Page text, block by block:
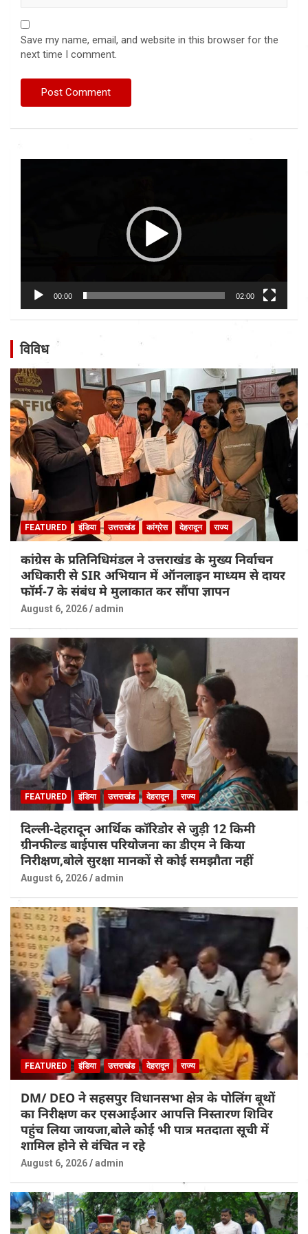
Save my name, email, and website in this browser for the
next time I comment.
00:00 02:00
विविध
FEATURED इंडिया उत्तराखंड कांग्रेस देहरादून राज्य
कांग्रेस के प्रतिनिधिमंडल ने उत्तराखंड के मुख्य निर्वाचन
अधिकारी से SIR अभियान में ऑनलाइन माध्यम से दायर
फॉर्म-7 के संबंध मे मुलाकात कर सौंपा ज्ञापन
August 6, 2026 admin
FEATURED इंडिया उत्तराखंड देहरादून राज्य
दिल्ली-देहरादून आर्थिक कॉरिडोर से जुड़ी 12 किमी
ग्रीनफील्ड बाईपास परियोजना का डीएम ने किया
निरीक्षण,बोले सुरक्षा मानकों से कोई समझौता नहीं
August 6, 2026 admin
FEATURED इंडिया उत्तराखंड देहरादून राज्य
DM/ DEO ने सहसपुर विधानसभा क्षेत्र के पोलिंग बूथों
का निरीक्षण कर एसआईआर आपत्ति निस्तारण शिविर
पहुंच लिया जायजा,बोले कोई भी पात्र मतदाता सूची में
शामिल होने से वंचित न रहे
August 6, 2026 admin